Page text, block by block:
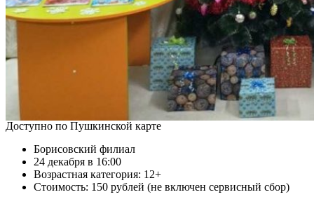
Доступно по Пушкинской карте
Борисовский филиал
24 декабря в 16:00
Возрастная категория: 12+
Стоимость: 150 рублей (не включен сервисный сбор)